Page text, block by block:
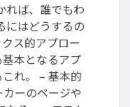
れば、誰でもわ
にはどうするの
ス的アプロー
本となるアプ
れ。 – 基本的
ーのページや